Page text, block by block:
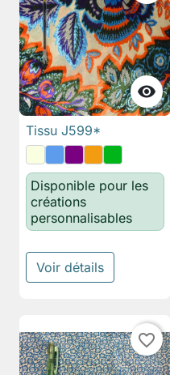

Tissu J599*
Disponible pour les
créations
personnalisables
Voir détails
favorite_border